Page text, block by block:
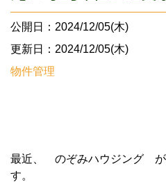
公開日：2024/12/05(木)
更新日：2024/12/05(木)
物件管理
最近、 のぞみハウジング が
す。